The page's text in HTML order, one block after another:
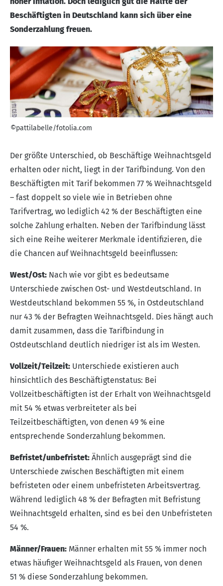
Beschäftigten in Deutschland kann sich über eine
Sonderzahlung freuen.
©pattilabelle/fotolia.com
Der größte Unterschied, ob Beschäftige Weihnachtsgeld
erhalten oder nicht, liegt in der Tarifbindung. Von den
Beschäftigten mit Tarif bekommen 77 % Weihnachtsgeld
– fast doppelt so viele wie in Betrieben ohne
Tarifvertrag, wo lediglich 42 % der Beschäftigten eine
solche Zahlung erhalten. Neben der Tarifbindung lässt
sich eine Reihe weiterer Merkmale identifizieren, die
die Chancen auf Weihnachtsgeld beeinflussen:
West/Ost: Nach wie vor gibt es bedeutsame
Unterschiede zwischen Ost- und Westdeutschland. In
Westdeutschland bekommen 55 %, in Ostdeutschland
nur 43 % der Befragten Weihnachtsgeld. Dies hängt auch
damit zusammen, dass die Tarifbindung in
Ostdeutschland deutlich niedriger ist als im Westen.
Vollzeit/Teilzeit: Unterschiede existieren auch
hinsichtlich des Beschäftigtenstatus: Bei
Vollzeitbeschäftigten ist der Erhalt von Weihnachtsgeld
mit 54 % etwas verbreiteter als bei
Teilzeitbeschäftigten, von denen 49 % eine
entsprechende Sonderzahlung bekommen.
Befristet/unbefristet: Ähnlich ausgeprägt sind die
Unterschiede zwischen Beschäftigten mit einem
befristeten oder einem unbefristeten Arbeitsvertrag.
Während lediglich 48 % der Befragten mit Befristung
Weihnachtsgeld erhalten, sind es bei den Unbefristeten
54 %.
Männer/Frauen: Männer erhalten mit 55 % immer noch
etwas häufiger Weihnachtsgeld als Frauen, von denen
51 % diese Sonderzahlung bekommen.